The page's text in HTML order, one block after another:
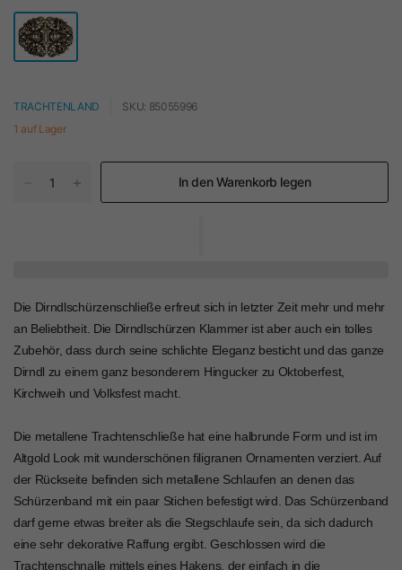
TRACHTENLAND
SKU: 85055996
1 auf Lager
In den Warenkorb legen
Die Dirndlschürzenschließe erfreut sich in letzter Zeit mehr und mehr
an Beliebtheit. Die Dirndlschürzen Klammer ist aber auch ein tolles
Zubehör, dass durch seine schlichte Eleganz besticht und das ganze
Dirndl zu einem ganz besonderem Hingucker zu Oktoberfest,
Kirchweih und Volksfest macht.
Die metallene Trachtenschließe hat eine halbrunde Form und ist im
Altgold Look mit wunderschönen filigranen Ornamenten verziert. Auf
der Rückseite befinden sich metallene Schlaufen an denen das
Schürzenband mit ein paar Stichen befestigt wird. Das Schürzenband
darf gerne etwas breiter als die Stegschlaufe sein, da sich dadurch
eine sehr dekorative Raffung ergibt. Geschlossen wird die
Trachtenschnalle mittels eines Hakens, der einfach in die